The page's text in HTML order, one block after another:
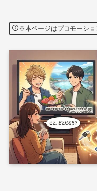
※本ページはプロモーショ